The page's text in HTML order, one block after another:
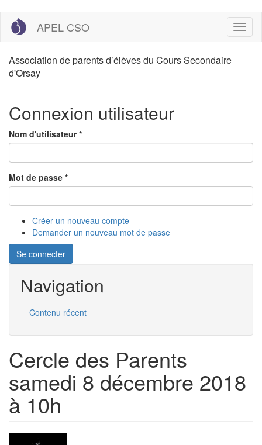
contenu
APEL CSO
Association de parents d’élèves du Cours Secondaire
d'Orsay
Connexion utilisateur
Nom d'utilisateur*
Mot de passe *
Créer un nouveau compte
Demander un nouveau mot de passe
Se connecter
Navigation
Contenu récent
Cercle des Parents
samedi 8 décembre 2018
à 10h